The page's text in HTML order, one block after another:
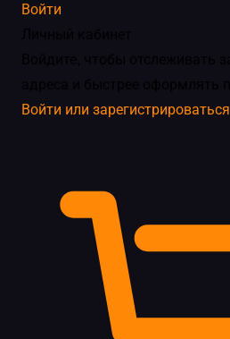
Войти
Войти или зарегистрироваться